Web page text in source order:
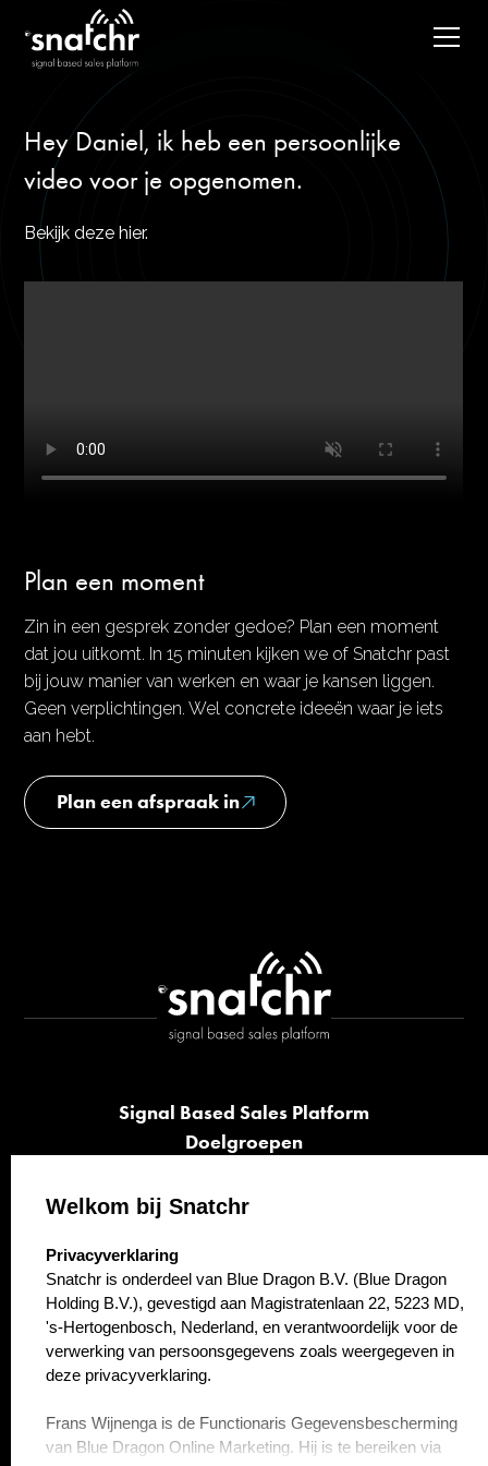
Hey Daniel, ik heb een persoonlijke
video voor je opgenomen.
Bekijk deze hier.
Plan een moment
Zin in een gesprek zonder gedoe? Plan een moment
dat jou uitkomt. In 15 minuten kijken we of Snatchr past
bij jouw manier van werken en waar je kansen liggen.
Geen verplichtingen. Wel concrete ideeën waar je iets
aan hebt.
Plan een afspraak in
Signal Based Sales Platform
Doelgroepen
Opvolging
Over ons
Contact
Welkom bij Snatchr
select language
Privacyverklaring
Snatchr is onderdeel van Blue Dragon B.V. (Blue Dragon
Holding B.V.), gevestigd aan Magistratenlaan 22, 5223 MD,
's-Hertogenbosch, Nederland, en verantwoordelijk voor de
verwerking van persoonsgegevens zoals weergegeven in
deze privacyverklaring.
Frans Wijnenga is de Functionaris Gegevensbescherming
van Blue Dragon Online Marketing. Hij is te bereiken via